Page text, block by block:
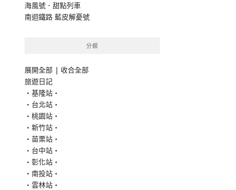
海風號．甜點列車
南迴鐵路 藍皮解憂號
分類
展開全部 | 收合全部
旅遊日記
‧基隆站‧
‧台北站‧
‧桃園站‧
‧新竹站‧
‧苗栗站‧
‧台中站‧
‧彰化站‧
‧南投站‧
‧雲林站‧